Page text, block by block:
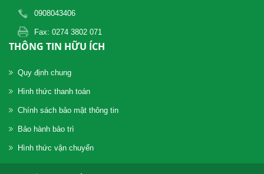
0908043406
Fax: 0274 3802 071
THÔNG TIN HỮU ÍCH
Quy định chung
Hình thức thanh toán
Chính sách bảo mật thông tin
Bảo hành bảo trì
Hình thức vận chuyển